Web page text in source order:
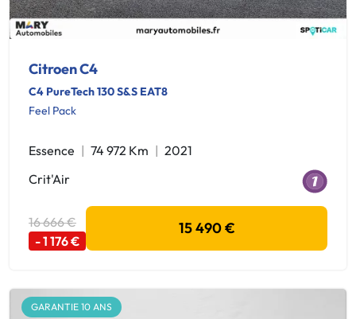
Citroen C4
C4 PureTech 130 S&S EAT8
Feel Pack
Essence 74 972 Km
2021
Crit'Air
16 666 €
- 1 176 €
15 490 €
GARANTIE 10 ANS